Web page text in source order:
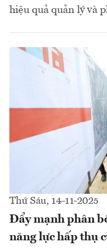
hiệu quả quản lý và
Thứ Sáu, 14-11-2025
Đẩy mạnh phân
năng lực hấp thụ